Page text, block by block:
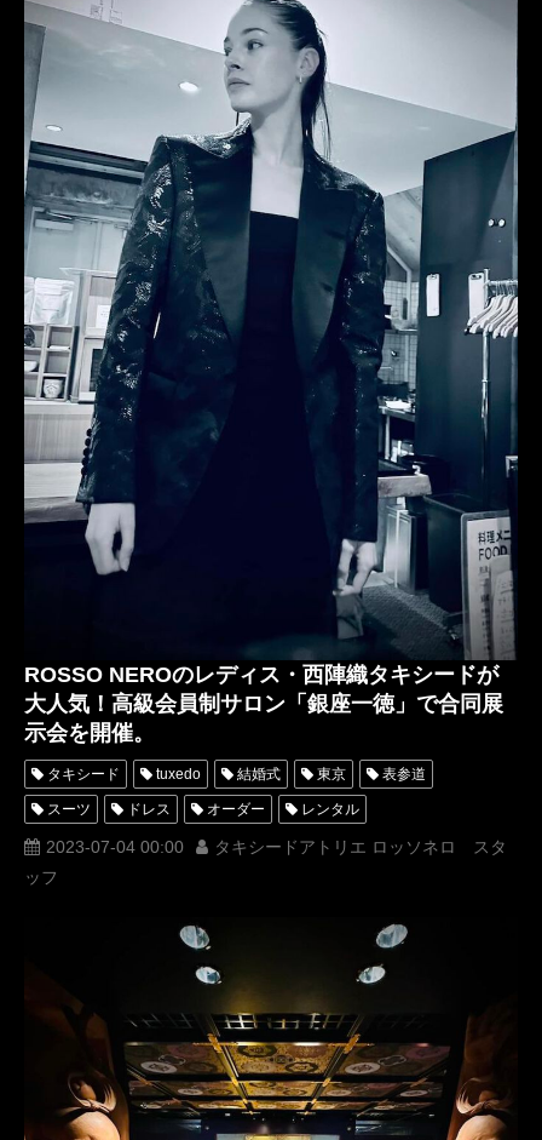
レンタルタキシード名古屋 横浜
タキシードオーダー東京 タキシードレンタル東京
青山 オーダータキシード横浜
銀座一徳
エヌビジュー 和ランジェリー 高級会員制サロン
海外VIP 日本文化 anniversary アニバーサリー
記念
ROSSO NEROのレディス・西陣織タキシードが
大人気！高級会員制サロン「銀座一徳」で合同展
示会を開催。
タキシード tuxedo 結婚式 東京 表参道
スーツ ドレス オーダー レンタル
オーダータキシード レンタルタキシード ロッソネロ
人気
オーダータキシード東京 オーダータキシード名古屋
レンタルタキシード東京
レンタルタキシード名古屋 横浜 ROSSONERO
タキシードオーダー東京 タキシードレンタル東京
タキシード靴 青山 レディースタキシード
オーダータキシード横浜 レンタルタキシード横浜 銀座一徳
2023-07-04 00:00
タキシードアトリエ ロッソネロ スタ
ッフ